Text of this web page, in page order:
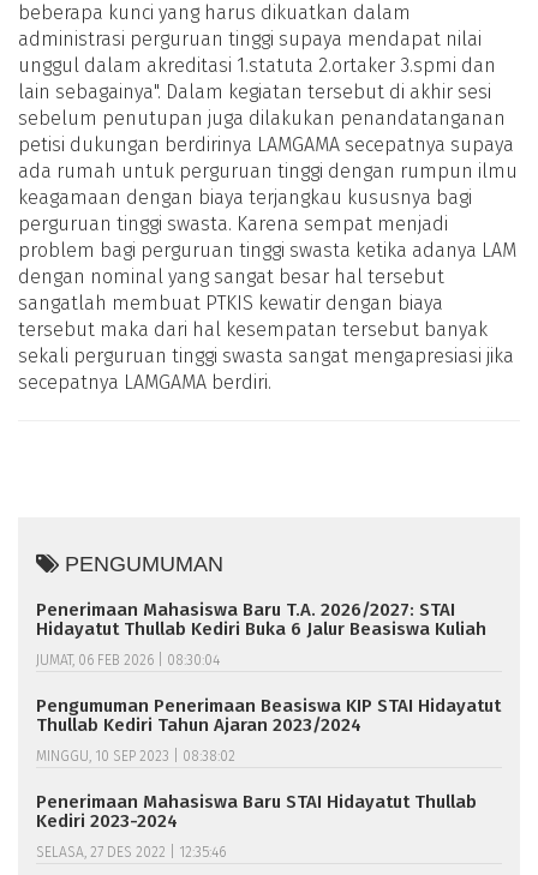
beberapa kunci yang harus dikuatkan dalam
administrasi perguruan tinggi supaya mendapat nilai
unggul dalam akreditasi 1.statuta 2.ortaker 3.spmi dan
lain sebagainya". Dalam kegiatan tersebut di akhir sesi
sebelum penutupan juga dilakukan penandatanganan
petisi dukungan berdirinya LAMGAMA secepatnya supaya
ada rumah untuk perguruan tinggi dengan rumpun ilmu
keagamaan dengan biaya terjangkau kususnya bagi
perguruan tinggi swasta. Karena sempat menjadi
problem bagi perguruan tinggi swasta ketika adanya LAM
dengan nominal yang sangat besar hal tersebut
sangatlah membuat PTKIS kewatir dengan biaya
tersebut maka dari hal kesempatan tersebut banyak
sekali perguruan tinggi swasta sangat mengapresiasi jika
secepatnya LAMGAMA berdiri.
PENGUMUMAN
Penerimaan Mahasiswa Baru T.A. 2026/2027: STAI
Hidayatut Thullab Kediri Buka 6 Jalur Beasiswa Kuliah
JUMAT, 06 FEB 2026 | 08:30:04
Pengumuman Penerimaan Beasiswa KIP STAI Hidayatut
Thullab Kediri Tahun Ajaran 2023/2024
MINGGU, 10 SEP 2023 | 08:38:02
Penerimaan Mahasiswa Baru STAI Hidayatut Thullab
Kediri 2023-2024
SELASA, 27 DES 2022 | 12:35:46